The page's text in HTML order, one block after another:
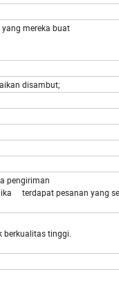
mereka buat
disambut;
pengiriman
terdapat pesanan yang
tinggi.